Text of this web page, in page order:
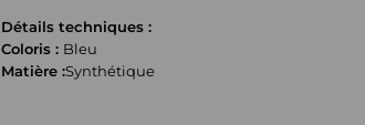
Détails techniques :
Coloris : Bleu
Matière :Synthétique